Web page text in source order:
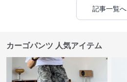
記事一覧へ
カーゴパンツ 人気アイテム